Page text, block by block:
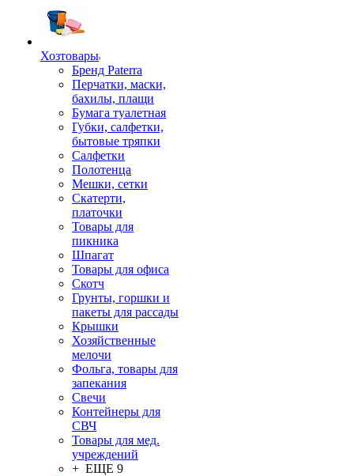
Хозтовары
Бренд Paterra
Перчатки, маски,
бахилы, плащи
Бумага туалетная
Губки, салфетки,
бытовые тряпки
Салфетки
Полотенца
Мешки, сетки
Скатерти,
платочки
Товары для
пикника
Шпагат
Товары для офиса
Скотч
Грунты, горшки и
пакеты для рассады
Крышки
Хозяйственные
мелочи
Фольга, товары для
запекания
Свечи
Контейнеры для
СВЧ
Товары для мед.
учреждений
+ ЕЩЕ 9